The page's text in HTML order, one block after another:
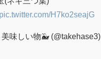
pic.twitter.com/H7ko2seajG
味しい物🐳 (@takehase3)